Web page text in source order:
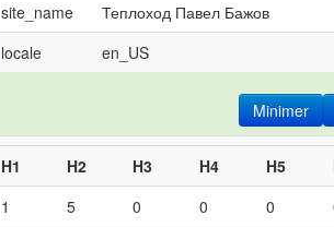
site_name
Теплоход Павел Бажов
locale
en_US
Minimer
H1 H2 H3 H4 H5
1
5 0 0 0